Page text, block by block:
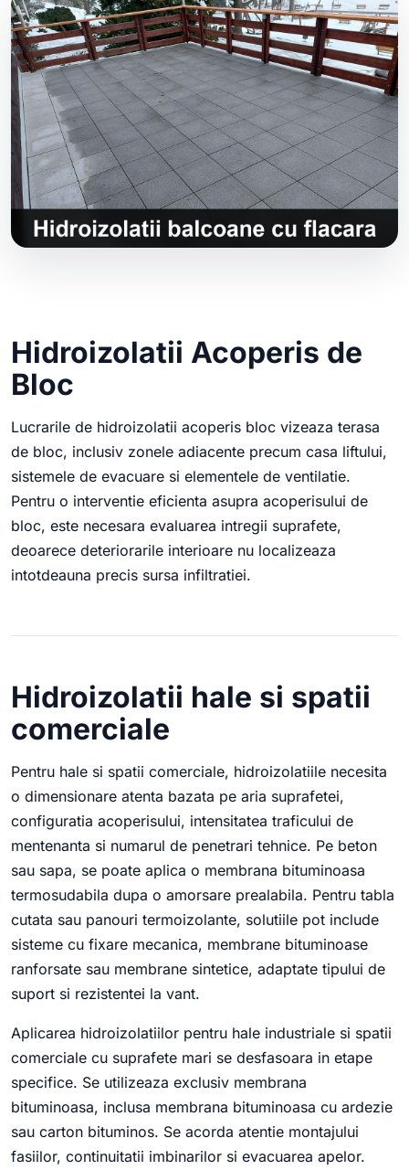
Hidroizolatii Acoperis de
Bloc
Lucrarile de hidroizolatii acoperis bloc vizeaza terasa
de bloc, inclusiv zonele adiacente precum casa liftului,
sistemele de evacuare si elementele de ventilatie.
Pentru o interventie eficienta asupra acoperisului de
bloc, este necesara evaluarea intregii suprafete,
deoarece deteriorarile interioare nu localizeaza
intotdeauna precis sursa infiltratiei.
Hidroizolatii hale si spatii
comerciale
Pentru hale si spatii comerciale, hidroizolatiile necesita
o dimensionare atenta bazata pe aria suprafetei,
configuratia acoperisului, intensitatea traficului de
mentenanta si numarul de penetrari tehnice. Pe beton
sau sapa, se poate aplica o membrana bituminoasa
termosudabila dupa o amorsare prealabila. Pentru tabla
cutata sau panouri termoizolante, solutiile pot include
sisteme cu fixare mecanica, membrane bituminoase
ranforsate sau membrane sintetice, adaptate tipului de
suport si rezistentei la vant.
Aplicarea hidroizolatiilor pentru hale industriale si spatii
comerciale cu suprafete mari se desfasoara in etape
specifice. Se utilizeaza exclusiv membrana
bituminoasa, inclusa membrana bituminoasa cu ardezie
sau carton bituminos. Se acorda atentie montajului
fasiilor, continuitatii imbinarilor si evacuarea apelor.